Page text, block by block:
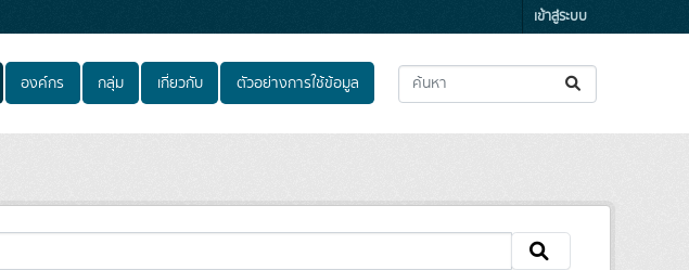
เข้าสู่ระบบ
องค์กร กลุ่ม เกี่ยวกับ ตัวอย่างการใช้ข้อมูล